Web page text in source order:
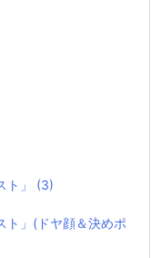
ト」 (3)
ト」(ドヤ顔＆決めポ